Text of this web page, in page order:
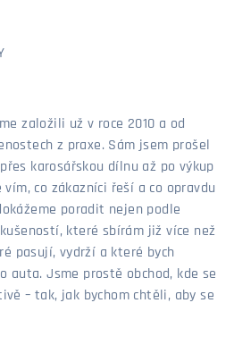
založili už v roce 2010 a od
z praxe. Sám jsem prošel
karosářskou dílnu až po výkup
co zákazníci řeší a co opravdu
poradit nejen podle
které sbírám již více než
pasují, vydrží a které bych
auta. Jsme prostě obchod, kde se
– tak, jak bychom chtěli, aby se